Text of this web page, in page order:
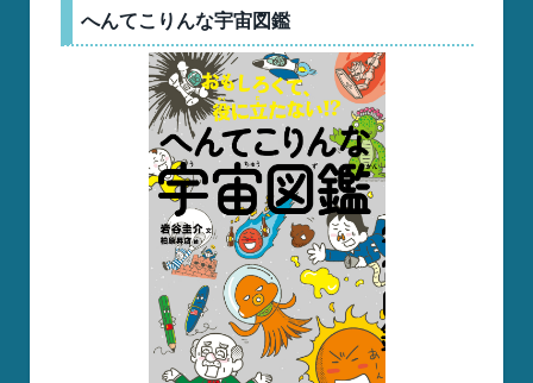
へんてこりんな宇宙図鑑